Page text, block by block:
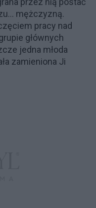
mężczyzną.
pracy nad
głównych
jedna młoda
zamieniona Ji